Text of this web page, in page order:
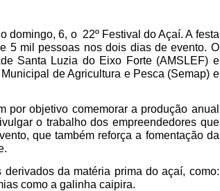
domingo, 6, o 22º Festival do Açaí. A festa
5 mil pessoas nos dois dias de evento. O
Santa Luzia do Eixo Forte (AMSLEF) e
de Agricultura e Pesca (Semap) e
por objetivo comemorar a produção anual
o trabalho dos empreendedores que
que também reforça a fomentação da
da matéria prima do açaí, como:
como a galinha caipira.